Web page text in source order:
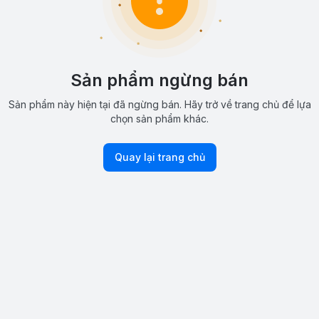
Sản phẩm ngừng bán
Sản phẩm này hiện tại đã ngừng bán. Hãy trở về trang chủ để lựa
chọn sản phẩm khác.
Quay lại trang chủ